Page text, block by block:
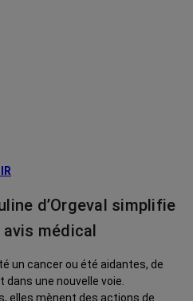
d’Orgeval simplifie
médical
un cancer ou été aidantes, de
une nouvelle voie.
elles mènent des actions de